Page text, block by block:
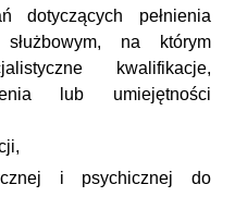
dotyczących pełnienia
na którym
kwalifikacje,
lub umiejętności
,
i psychicznej do